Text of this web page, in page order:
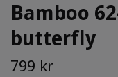
Bamboo
butterfly
799 kr